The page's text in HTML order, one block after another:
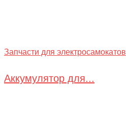
Запчасти для электросамокатов
Аккумулятор для...